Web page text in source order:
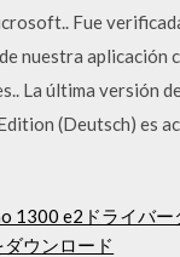
Fue
nuestra aplicación
La última versión
(Deutsch) es
1300 e2ドライバー
ウンロード